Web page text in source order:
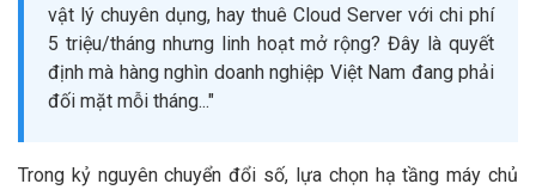
vật lý chuyên dụng, hay thuê Cloud Server với chi phí
5 triệu/tháng nhưng linh hoạt mở rộng? Đây là quyết
định mà hàng nghìn doanh nghiệp Việt Nam đang phải
đối mặt mỗi tháng..."
Trong kỷ nguyên chuyển đổi số, lựa chọn hạ tầng máy chủ